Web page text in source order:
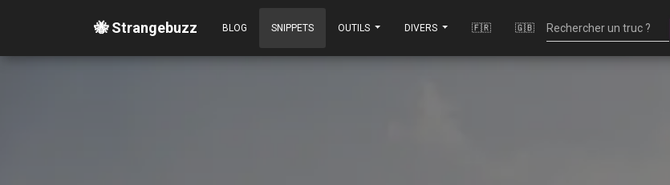
🐝 Strangebuzz BLOG SNIPPETS OUTILS DIVERS 🇫🇷 🇬🇧